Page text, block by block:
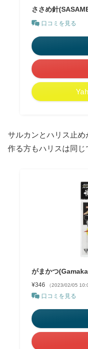
ささめ針
口コミを見る
サルカンとハリス止
作る方もハリスは同じ
がまかつ
¥346 （2023/02/05
口コミを見る